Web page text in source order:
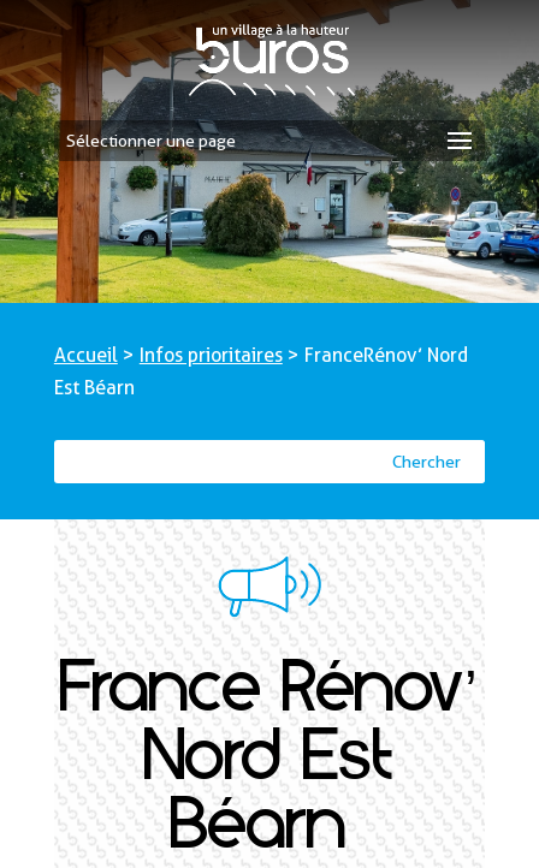
Sélectionner une page
Accueil> Infos prioritaires> ‍France Rénov’ Nord
Est Béarn
‍France Rénov’
Nord Est
Béarn